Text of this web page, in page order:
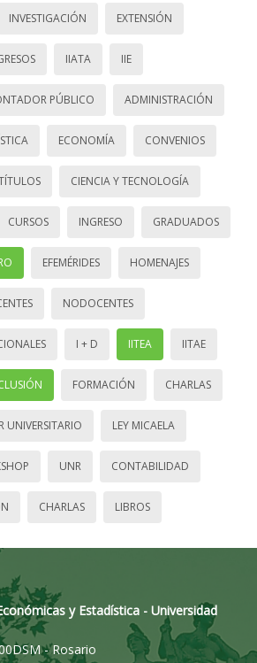
INVESTIGACIÓN EXTENSIÓN
IIATA IIE
PÚBLICO ADMINISTRACIÓN
ECONOMÍA CONVENIOS
CIENCIA Y TECNOLOGÍA
CURSOS INGRESO GRADUADOS
EFEMÉRIDES HOMENAJES
NODOCENTES
I + D IITEA IITAE
FORMACIÓN CHARLAS
UNIVERSITARIO LEY MICAELA
UNR CONTABILIDAD
CHARLAS LIBROS
y Estadística - Universidad
- Rosario